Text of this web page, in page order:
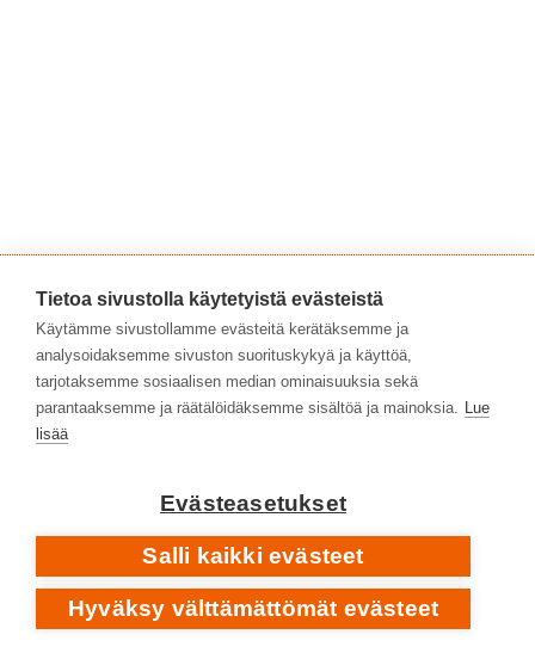
Andersonin kirjoittamaan ’Old Ghosts’ -laulun, jonka
sinfoniseen progeen huilu, piano ja akustinen kitara
tuovat raikkaita folkpiirteitä. Palmerin
orkestrointitaidot pääsevät oikeuksiinsa mm. hivenen
sentimentaalisella ’Home’-balladilla sekä tähtikuvion
mukaan nimetyllä ’Orionilla’.
ORION • ALBUMILTASTORMWATCH
1979
Tietoa sivustolla käytetyistä evästeistä
Käytämme sivustollamme evästeitä kerätäksemme ja
analysoidaksemme sivuston suorituskykyä ja käyttöä,
tarjotaksemme sosiaalisen median ominaisuuksia sekä
parantaaksemme ja räätälöidäksemme sisältöä ja mainoksia. Lue
lisää
Evästeasetukset
Salli kaikki evästeet
Hyväksy välttämättömät evästeet